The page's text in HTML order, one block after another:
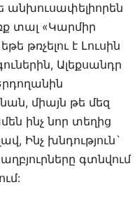
տալ «Կարմիր
թռչելու է Լուսին
Ալեքսանդր
միայն թե մեզ
ինչ նոր տեղից
Ինչ խնդություն`
գտնվում